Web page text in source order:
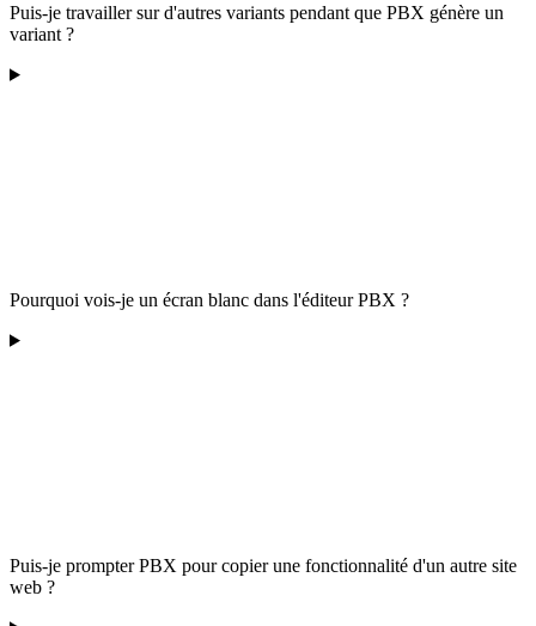
Puis-je travailler sur d'autres variants pendant que PBX génère un
variant ?
Pourquoi vois-je un écran blanc dans l'éditeur PBX ?
Puis-je prompter PBX pour copier une fonctionnalité d'un autre site
web ?